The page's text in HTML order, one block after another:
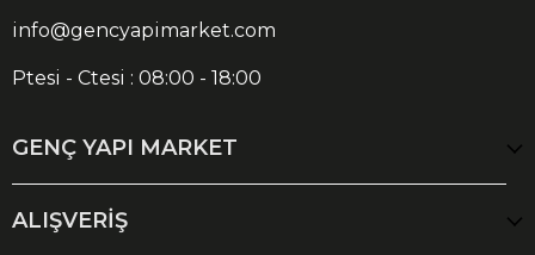
info@gencyapimarket.com
Ptesi - Ctesi : 08:00 - 18:00
GENÇ YAPI MARKET
ALIŞVERİŞ